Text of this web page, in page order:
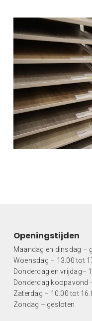
Openingstijden
Maandag en dinsdag –
Woensdag – 13.00 tot
Donderdag en vrijdag–
Donderdag koopavond
Zaterdag – 10.00 tot
Zondag – gesloten